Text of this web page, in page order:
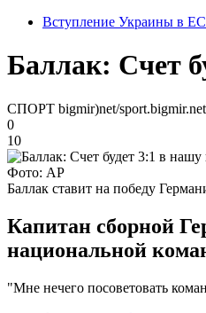
Вступление Украины в ЕС
Баллак: Счет
СПОРТ bigmir)net/
0
10
Фото: АР
Баллак ставит на победу
Капитан сборной
национальной
"Мне нечего посоветовать